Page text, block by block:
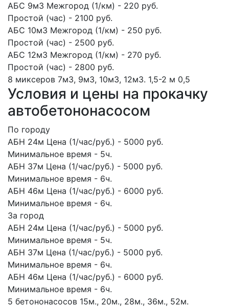
АБС 9м3 Межгород (1/км) - 220 руб.
Простой (час) - 2100 руб.
АБС 10м3 Межгород (1/км) - 250 руб.
Простой (час) - 2500 руб.
АБС 12м3 Межгород (1/км) - 270 руб.
Простой (час) - 2800 руб.
8 миксеров 7м3, 9м3, 10м3, 12м3. 1,5-2 м 0,5
Условия и цены на прокачку
автобетононасосом
По городу
АБН 24м Цена (1/час/руб.) - 5000 руб.
Минимальное время - 5ч.
АБН 37м Цена (1/час/руб.) - 5000 руб.
Минимальное время - 6ч.
АБН 46м Цена (1/час/руб.) - 6000 руб.
Минимальное время - 6ч.
За город
АБН 24м Цена (1/час/руб.) - 5000 руб.
Минимальное время - 5ч.
АБН 37м Цена (1/час/руб.) - 5000 руб.
Минимальное время - 6ч.
АБН 46м Цена (1/час/руб.) - 6000 руб.
Минимальное время - 6ч.
5 бетононасосов 15м., 20м., 28м., 36м., 52м.